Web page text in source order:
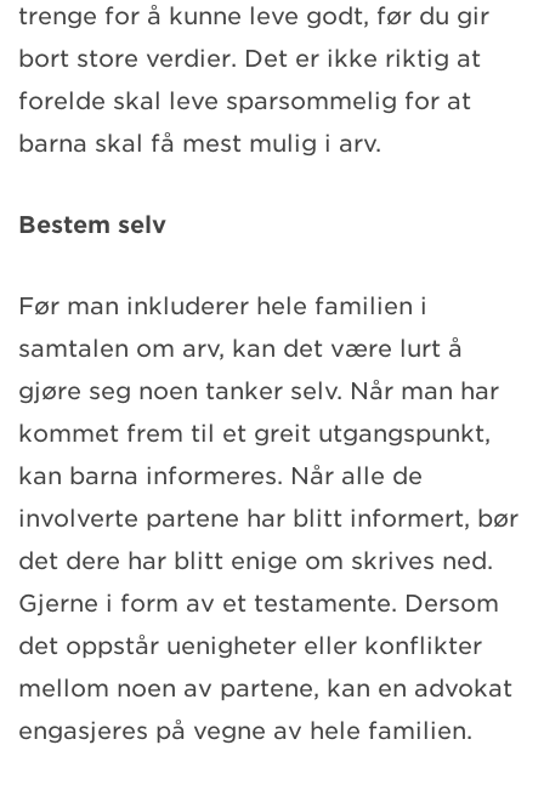
trenge for å kunne leve godt, før du gir
bort store verdier. Det er ikke riktig at
forelde skal leve sparsommelig for at
barna skal få mest mulig i arv.
Bestem selv
Før man inkluderer hele familien i
samtalen om arv, kan det være lurt å
gjøre seg noen tanker selv. Når man har
kommet frem til et greit utgangspunkt,
kan barna informeres. Når alle de
involverte partene har blitt informert, bør
det dere har blitt enige om skrives ned.
Gjerne i form av et testamente. Dersom
det oppstår uenigheter eller konflikter
mellom noen av partene, kan en advokat
engasjeres på vegne av hele familien.